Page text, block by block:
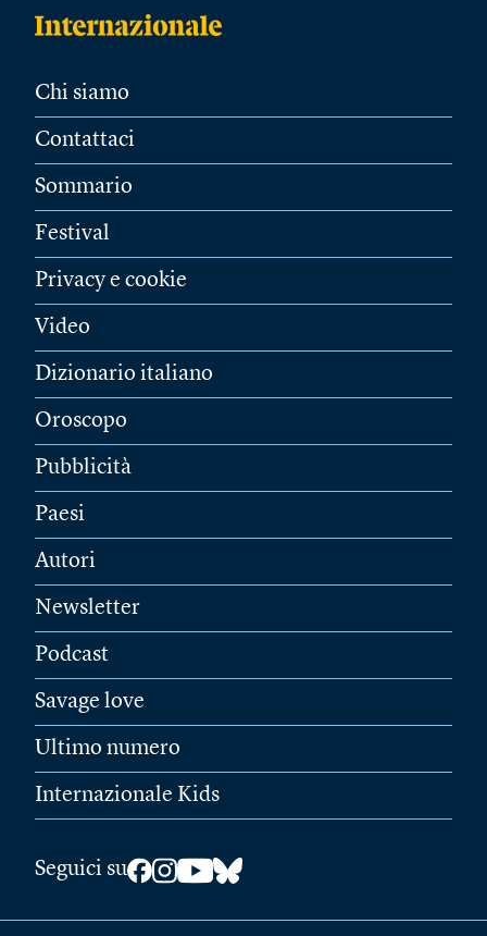
Chi siamo
Contattaci
Sommario
Festival
Privacy e cookie
Video
Dizionario italiano
Oroscopo
Pubblicità
Paesi
Autori
Newsletter
Podcast
Savage love
Ultimo numero
Internazionale Kids
Seguici su